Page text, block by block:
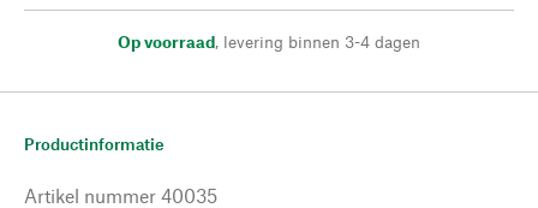
Op voorraad, levering binnen 3-4 dagen
Productinformatie
Artikel nummer 40035